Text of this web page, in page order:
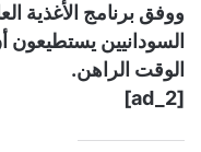
السودانيين يستطيعون
الوقت الراهن.
[ad_2]